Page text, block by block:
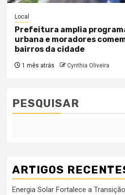
Local
Prefeitura amplia
urbana e moradores
bairros da cidade
1 mês atrás Cynthia Oliveira
PESQUISAR
ARTIGOS
Energia Solar Fortalece a